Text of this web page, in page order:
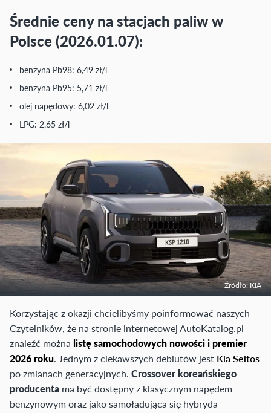
Średnie ceny na stacjach paliw w
Polsce (2026.01.07):
benzyna Pb98: 6,49 zł/l
benzyna Pb95: 5,71 zł/l
olej napędowy: 6,02 zł/l
LPG: 2,65 zł/l
Źródło: KIA
Korzystając z okazji chcielibyśmy poinformować naszych
Czytelników, że na stronie internetowej AutoKatalog.pl
znaleźć można listę samochodowych nowości i premier
2026 roku. Jednym z ciekawszych debiutów jest Kia Seltos
po zmianach generacyjnych. Crossover koreańskiego
producenta ma być dostępny z klasycznym napędem
benzynowym oraz jako samoładująca się hybryda